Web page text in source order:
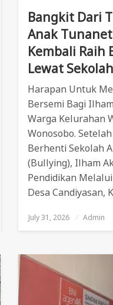
Bangkit Dari
Anak
Kembali Raih
Lewat
Harapan Untuk
Bersemi Bagi
Warga Kelurahan
Wonosobo.
Berhenti Sekolah
(bullying), Ilham
Pendidikan
Desa Candiyasan,
Posted
On
July 31, 2026 Admin